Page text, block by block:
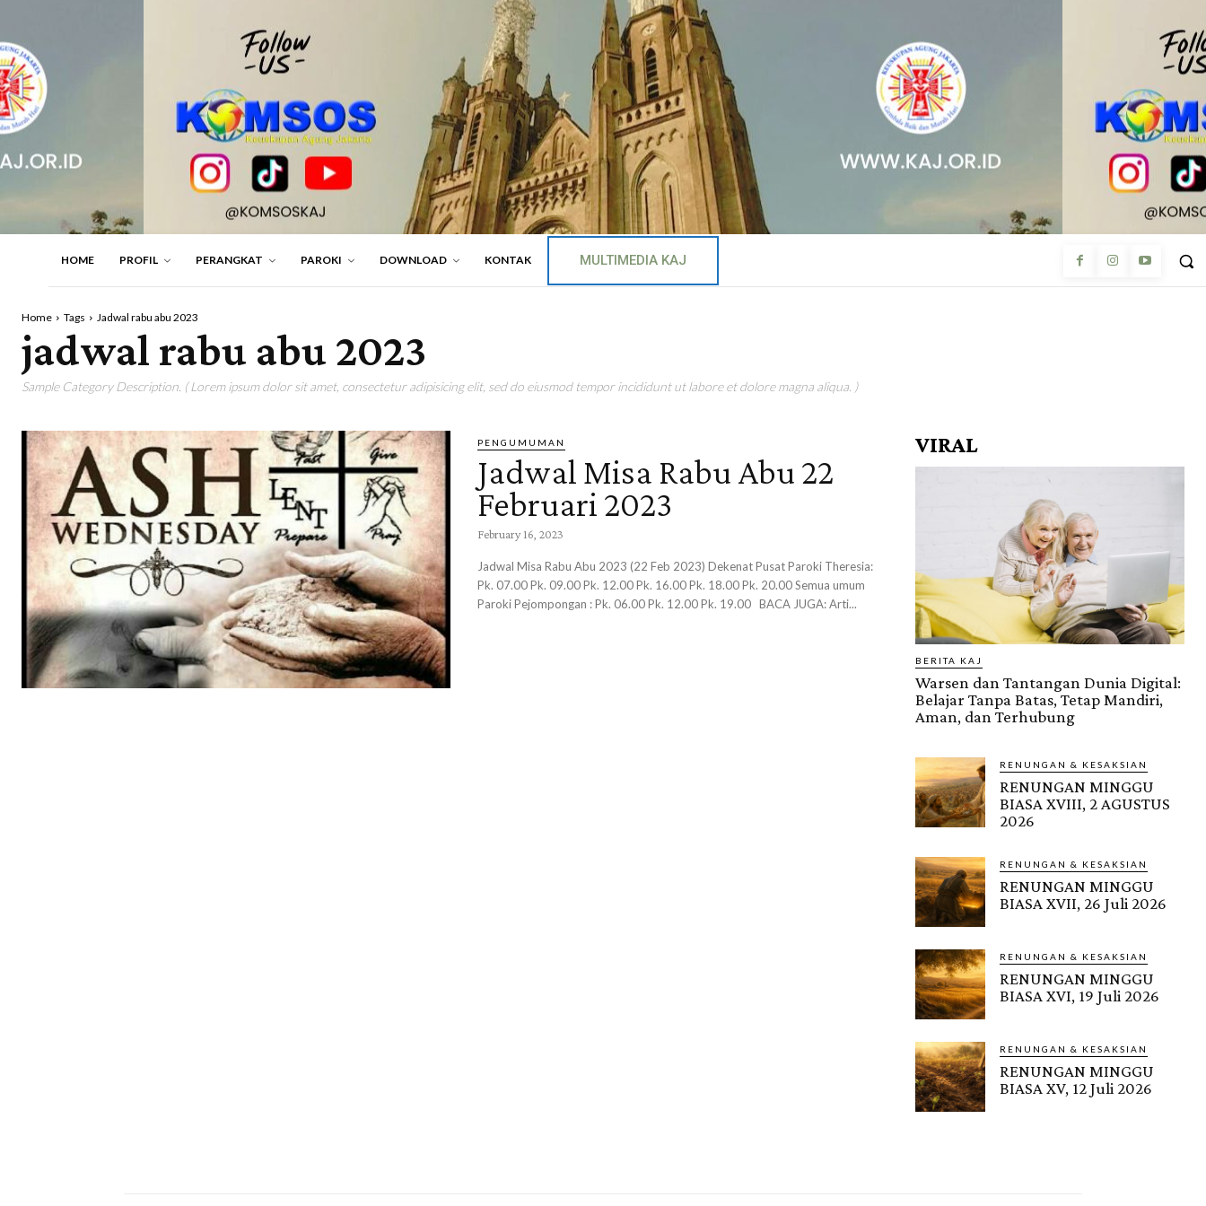
HOME PROFIL PERANGKAT PAROKI DOWNLOAD KONTAK MULTIMEDIA KAJ
Home Tags Jadwal rabu abu 2023
jadwal rabu abu 2023
Sample Category Description. ( Lorem ipsum dolor sit amet, consectetur adipisicing elit, sed do eiusmod tempor incididunt ut labore et dolore magna aliqua. )
PENGUMUMAN
Jadwal Misa Rabu Abu 22
Februari 2023
February 16, 2023
Jadwal Misa Rabu Abu 2023 (22 Feb 2023) Dekenat Pusat Paroki Theresia:
Pk. 07.00 Pk. 09.00 Pk. 12.00 Pk. 16.00 Pk. 18.00 Pk. 20.00 Semua umum
Paroki Pejompongan : Pk. 06.00 Pk. 12.00 Pk. 19.00 BACA JUGA: Arti...
VIRAL
BERITA KAJ
Warsen dan Tantangan Dunia Digital:
Belajar Tanpa Batas, Tetap Mandiri,
Aman, dan Terhubung
RENUNGAN & KESAKSIAN
RENUNGAN MINGGU
BIASA XVIII, 2 AGUSTUS
2026
RENUNGAN & KESAKSIAN
RENUNGAN MINGGU
BIASA XVII, 26 Juli 2026
RENUNGAN & KESAKSIAN
RENUNGAN MINGGU
BIASA XVI, 19 Juli 2026
RENUNGAN & KESAKSIAN
RENUNGAN MINGGU
BIASA XV, 12 Juli 2026